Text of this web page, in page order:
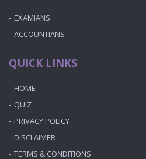
EXAMIANS
ACCOUNTIANS
QUICK LINKS
HOME
QUIZ
PRIVACY POLICY
DISCLAIMER
TERMS & CONDITIONS